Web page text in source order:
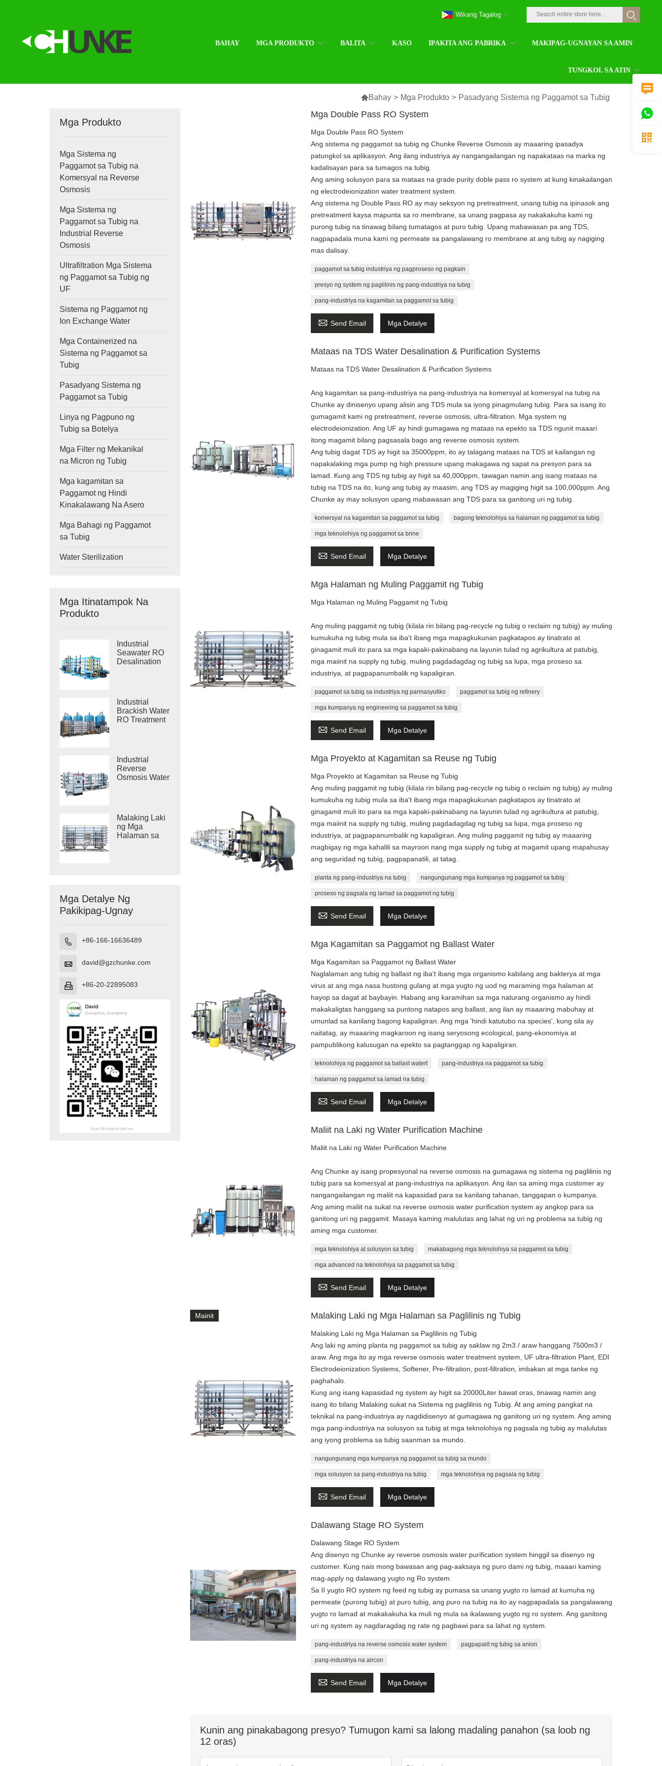
BAHAY MGA PRODUKTO BALITA KASO IPAKITA ANG PABRIKA MAKIPAG-UGNAYAN SA AMIN
TUNGKOL SA ATIN
Wikang Tagalog
Bahay > Mga Produkto > Pasadyang Sistema ng Paggamot sa Tubig
Mga Produkto
Mga Sistema ng
Paggamot sa Tubig na
Komersyal na Reverse
Osmosis
Mga Sistema ng
Paggamot sa Tubig na
Industrial Reverse
Osmosis
Ultrafiltration Mga Sistema
ng Paggamot sa Tubig ng
UF
Sistema ng Paggamot ng
Ion Exchange Water
Mga Containerized na
Sistema ng Paggamot sa
Tubig
Pasadyang Sistema ng
Paggamot sa Tubig
Linya ng Pagpuno ng
Tubig sa Botelya
Mga Filter ng Mekanikal
na Micron ng Tubig
Mga kagamitan sa
Paggamot ng Hindi
Kinakalawang Na Asero
Mga Bahagi ng Paggamot
sa Tubig
Water Sterilization
Mga Itinatampok Na
Produkto
Industrial
Seawater RO
Desalination
Industrial
Brackish Water
RO Treatment
Industrial
Reverse
Osmosis Water
Malaking Laki
ng Mga
Halaman sa
Mga Detalye Ng
Pakikipag-Ugnay
 +86-166-16636489
 david@gzchunke.com
 +86-20-22895083
Mga Double Pass RO System
Mga Double Pass RO System
Ang sistema ng paggamot sa tubig ng Chunke Reverse Osmosis ay maaaring ipasadya
patungkol sa aplikasyon. Ang ilang industriya ay nangangailangan ng napakataas na marka ng
kadalisayan para sa tumagos na tubig.
Ang aming solusyon para sa mataas na grade purity doble pass ro system at kung kinakailangan
ng electrodeionization water treatment system.
Ang sistema ng Double Pass RO ay may seksyon ng pretreatment, unang tubig na ipinasok ang
pretreatment kaysa mapunta sa ro membrane, sa unang pagpasa ay nakakakuha kami ng
purong tubig na tinawag bilang tumatagos at puro tubig. Upang mabawasan pa ang TDS,
nagpapadala muna kami ng permeate sa pangalawang ro membrane at ang tubig ay nagiging
mas dalisay.
paggamot sa tubig industriya ng pagproseso ng pagkain
presyo ng system ng paglilinis ng pang-industriya na tubig
pang-industriya na kagamitan sa paggamot sa tubig
 Send Email Mga Detalye
Mataas na TDS Water Desalination & Purification Systems
Mataas na TDS Water Desalination & Purification Systems
Ang kagamitan sa pang-industriya na pang-industriya na komersyal at komersyal na tubig na
Chunke ay dinisenyo upang alisin ang TDS mula sa iyong pinagmulang tubig. Para sa isang ito
gumagamit kami ng pretreatment, reverse osmosis, ultra-filtration. Mga system ng
electrodeionization. Ang UF ay hindi gumagawa ng mataas na epekto sa TDS ngunit maaari
itong magamit bilang pagsasala bago ang reverse osmosis system.
Ang tubig dagat TDS ay higit sa 35000ppm, ito ay talagang mataas na TDS at kailangan ng
napakalaking mga pump ng high pressure upang makagawa ng sapat na presyon para sa
lamad. Kung ang TDS ng tubig ay higit sa 40,000ppm, tawagan namin ang isang mataas na
tubig na TDS na ito, kung ang tubig ay maasim, ang TDS ay magiging higit sa 100,000ppm. Ang
Chunke ay may solusyon upang mabawasan ang TDS para sa ganitong uri ng tubig.
komersyal na kagamitan sa paggamot sa tubig bagong teknolohiya sa halaman ng paggamot sa tubig
mga teknolohiya ng paggamot sa brine
 Send Email Mga Detalye
Mga Halaman ng Muling Paggamit ng Tubig
Mga Halaman ng Muling Paggamit ng Tubig
Ang muling paggamit ng tubig (kilala rin bilang pag-recycle ng tubig o reclaim ng tubig) ay muling
kumukuha ng tubig mula sa iba't ibang mga mapagkukunan pagkatapos ay tinatrato at
ginagamit muli ito para sa mga kapaki-pakinabang na layunin tulad ng agrikultura at patubig,
mga maiinit na supply ng tubig, muling pagdadagdag ng tubig sa lupa, mga proseso sa
industriya, at pagpapanumbalik ng kapaligiran.
paggamot sa tubig sa industriya ng parmasyutiko paggamot sa tubig ng refinery
mga kumpanya ng engineering sa paggamot sa tubig
 Send Email Mga Detalye
Mga Proyekto at Kagamitan sa Reuse ng Tubig
Mga Proyekto at Kagamitan sa Reuse ng Tubig
Ang muling paggamit ng tubig (kilala rin bilang pag-recycle ng tubig o reclaim ng tubig) ay muling
kumukuha ng tubig mula sa iba't ibang mga mapagkukunan pagkatapos ay tinatrato at
ginagamit muli ito para sa mga kapaki-pakinabang na layunin tulad ng agrikultura at patubig,
mga maiinit na supply ng tubig, muling pagdadagdag ng tubig sa lupa, mga proseso ng
industriya, at pagpapanumbalik ng kapaligiran. Ang muling paggamit ng tubig ay maaaring
magbigay ng mga kahalili sa mayroon nang mga supply ng tubig at magamit upang mapahusay
ang seguridad ng tubig, pagpapanatili, at tatag.
planta ng pang-industriya na tubig nangungunang mga kumpanya ng paggamot sa tubig
proseso ng pagsala ng lamad sa paggamot ng tubig
 Send Email Mga Detalye
Mga Kagamitan sa Paggamot ng Ballast Water
Mga Kagamitan sa Paggamot ng Ballast Water
Naglalaman ang tubig ng ballast ng iba't ibang mga organismo kabilang ang bakterya at mga
virus at ang mga nasa hustong gulang at mga yugto ng uod ng maraming mga halaman at
hayop sa dagat at baybayin. Habang ang karamihan sa mga naturang organismo ay hindi
makakaligtas hanggang sa puntong natapos ang ballast, ang ilan ay maaaring mabuhay at
umunlad sa kanilang bagong kapaligiran. Ang mga 'hindi katutubo na species', kung sila ay
naitatag, ay maaaring magkaroon ng isang seryosong ecological, pang-ekonomiya at
pampublikong kalusugan na epekto sa pagtanggap ng kapaligiran.
teknolohiya ng paggamot sa ballast watert pang-industriya na paggamot sa tubig
halaman ng paggamot sa lamad na tubig
 Send Email Mga Detalye
Maliit na Laki ng Water Purification Machine
Maliit na Laki ng Water Purification Machine
Ang Chunke ay isang propesyonal na reverse osmosis na gumagawa ng sistema ng paglilinis ng
tubig para sa komersyal at pang-industriya na aplikasyon. Ang ilan sa aming mga customer ay
nangangailangan ng maliit na kapasidad para sa kanilang tahanan, tanggapan o kumpanya.
Ang aming maliit na sukat na reverse osmosis water purification system ay angkop para sa
ganitong uri ng paggamit. Masaya kaming malulutas ang lahat ng uri ng problema sa tubig ng
aming mga customer.
mga teknolohiya at solusyon sa tubig makabagong mga teknolohiya sa paggamot sa tubig
mga advanced na teknolohiya sa paggamot sa tubig
 Send Email Mga Detalye
Mainit Malaking Laki ng Mga Halaman sa Paglilinis ng Tubig
Malaking Laki ng Mga Halaman sa Paglilinis ng Tubig
Ang laki ng aming planta ng paggamot sa tubig ay saklaw ng 2m3 / araw hanggang 7500m3 /
araw. Ang mga ito ay mga reverse osmosis water treatment system, UF ultra-filtration Plant, EDI
Electrodeionization Systems, Softener, Pre-filtration, post-filtration, imbakan at mga tanke ng
paghahalo.
Kung ang isang kapasidad ng system ay higit sa 20000Liter bawat oras, tinawag namin ang
isang ito bilang Malaking sukat na Sistema ng paglilinis ng Tubig. At ang aming pangkat na
teknikal na pang-industriya ay nagdidisenyo at gumagawa ng ganitong uri ng system. Ang aming
mga pang-industriya na solusyon sa tubig at mga teknolohiya ng pagsala ng tubig ay malulutas
ang iyong problema sa tubig saanman sa mundo.
nangungunang mga kumpanya ng paggamot sa tubig sa mundo
mga solusyon sa pang-industriya na tubig mga teknolohiya ng pagsala ng tubig
 Send Email Mga Detalye
Dalawang Stage RO System
Dalawang Stage RO System
Ang disenyo ng Chunke ay reverse osmosis water purification system hinggil sa disenyo ng
customer. Kung nais mong bawasan ang pag-aaksaya ng puro dami ng tubig, maaari kaming
mag-apply ng dalawang yugto ng Ro system.
Sa II yugto RO system ng feed ng tubig ay pumasa sa unang yugto ro lamad at kumuha ng
permeate (purong tubig) at puro tubig, ang puro na tubig na ito ay nagpapadala sa pangalawang
yugto ro lamad at makakakuha ka muli ng mula sa ikalawang yugto ng ro system. Ang ganitong
uri ng system ay nagdaragdag ng rate ng pagbawi para sa lahat ng system.
pang-industriya na reverse osmosis water system pagpapalit ng tubig sa anion
pang-industriya na aircon
 Send Email Mga Detalye
Kunin ang pinakabagong presyo? Tumugon kami sa lalong madaling panahon (sa loob ng
12 oras)


